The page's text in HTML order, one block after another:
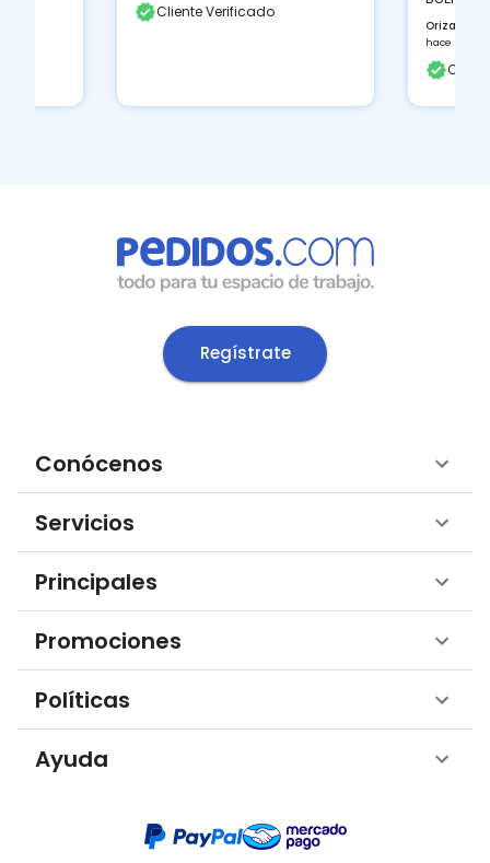
Cliente Verificado
Orizaba,
hace 2
Regístrate
Conócenos
Servicios
Principales
Promociones
Políticas
Ayuda